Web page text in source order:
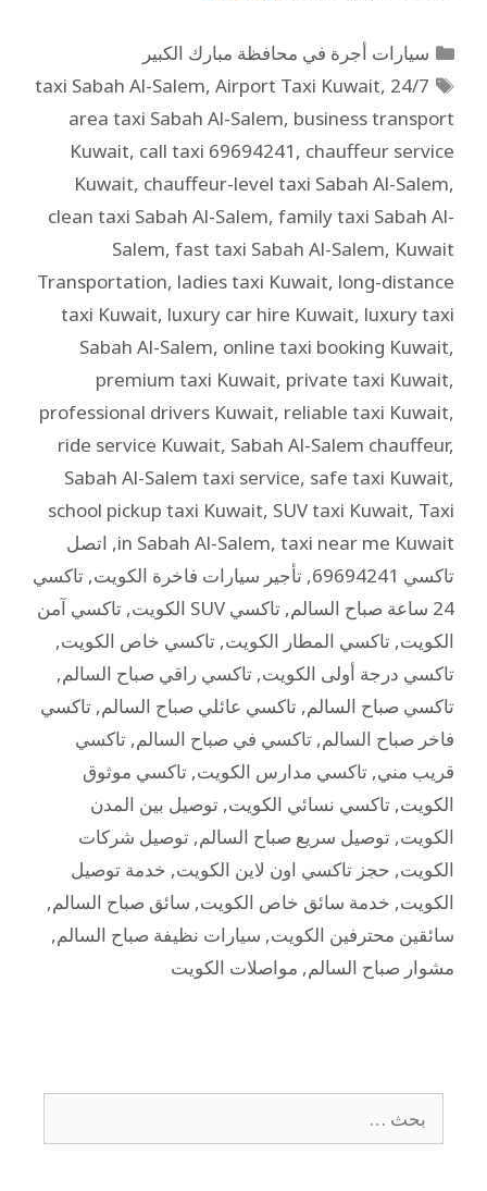
سيارات أجرة في محافظة مبارك الكبير
24/7 taxi Sabah Al-Salem
, Airport Taxi Kuwait,
area taxi Sabah Al-Salem, business transport
Kuwait, call taxi 69694241, chauffeur service
Kuwait, chauffeur-level taxi Sabah Al-Salem,
clean taxi Sabah Al-Salem, family taxi Sabah Al-
Salem, fast taxi Sabah Al-Salem, Kuwait
Transportation, ladies taxi Kuwait, long-distance
taxi Kuwait, luxury car hire Kuwait, luxury taxi
Sabah Al-Salem, online taxi booking Kuwait,
premium taxi Kuwait, private taxi Kuwait,
professional drivers Kuwait, reliable taxi Kuwait,
ride service Kuwait, Sabah Al-Salem chauffeur,
Sabah Al-Salem taxi service, safe taxi Kuwait,
school pickup taxi Kuwait, SUV taxi Kuwait, Taxi
in Sabah Al-Salem, taxi near me Kuwait
, اتصل
تاكسي 69694241
, تأجير سيارات فاخرة الكويت, تاكسي
24 ساعة صباح السالم
, تاكسي SUV الكويت , تاكسي آمن
الكويت, تاكسي المطار الكويت, تاكسي خاص الكويت,
تاكسي درجة أولى الكويت, تاكسي راقي صباح السالم,
تاكسي صباح السالم, تاكسي عائلي صباح السالم, تاكسي
فاخر صباح السالم, تاكسي في صباح السالم, تاكسي
قريب مني, تاكسي مدارس الكويت, تاكسي موثوق
الكويت, تاكسي نسائي الكويت, توصيل بين المدن
الكويت, توصيل سريع صباح السالم, توصيل شركات
الكويت, حجز تاكسي اون لاين الكويت, خدمة توصيل
الكويت, خدمة سائق خاص الكويت, سائق صباح السالم,
سائقين محترفين الكويت, سيارات نظيفة صباح السالم,
مشوار صباح السالم, مواصلات الكويت